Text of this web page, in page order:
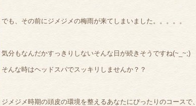
でも、その前にジメジメの梅雨が来てしまいました。。。。。
気分もなんだかすっきりしないそんな日が続きそうですね(~_~;)
そんな時はヘッドスパでスッキリしませんか？？
ジメジメ時期の頭皮の環境を整えるあなたにぴったりのコースで、